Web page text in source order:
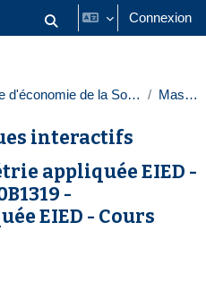
Activer/désactiver la saisie
Connexion
École d'économie de la Sorbonne Masters
interactifs
appliquée EIED -
-
EIED - Cours